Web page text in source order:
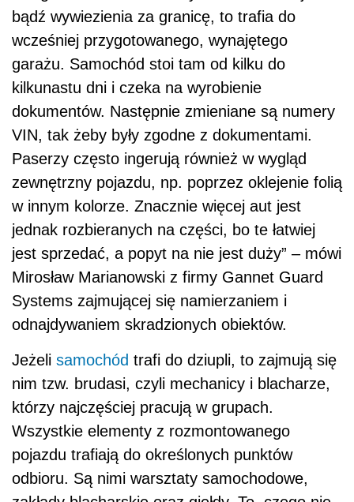
bądź wywiezienia za granicę, to trafia do
wcześniej przygotowanego, wynajętego
garażu. Samochód stoi tam od kilku do
kilkunastu dni i czeka na wyrobienie
dokumentów. Następnie zmieniane są numery
VIN, tak żeby były zgodne z dokumentami.
Paserzy często ingerują również w wygląd
zewnętrzny pojazdu, np. poprzez oklejenie folią
w innym kolorze. Znacznie więcej aut jest
jednak rozbieranych na części, bo te łatwiej
jest sprzedać, a popyt na nie jest duży” – mówi
Mirosław Marianowski z firmy Gannet Guard
Systems zajmującej się namierzaniem i
odnajdywaniem skradzionych obiektów.
Jeżeli samochód trafi do dziupli, to zajmują się
nim tzw. brudasi, czyli mechanicy i blacharze,
którzy najczęściej pracują w grupach.
Wszystkie elementy z rozmontowanego
pojazdu trafiają do określonych punktów
odbioru. Są nimi warsztaty samochodowe,